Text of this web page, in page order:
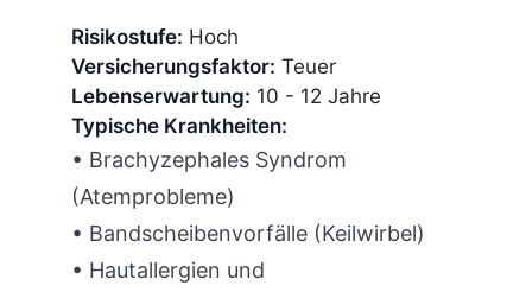
Risikostufe: Hoch
Versicherungsfaktor: Teuer
Lebenserwartung: 10 - 12 Jahre
Typische Krankheiten:
• Brachyzephales Syndrom
(Atemprobleme)
• Bandscheibenvorfälle (Keilwirbel)
• Hautallergien und